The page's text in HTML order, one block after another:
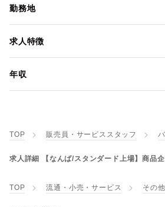
勤務地
求人特徴
年収
TOP 販売員・サービススタッフ
求人詳細 【なんば/スタンダード上場】商
TOP 流通・小売・サービス その他